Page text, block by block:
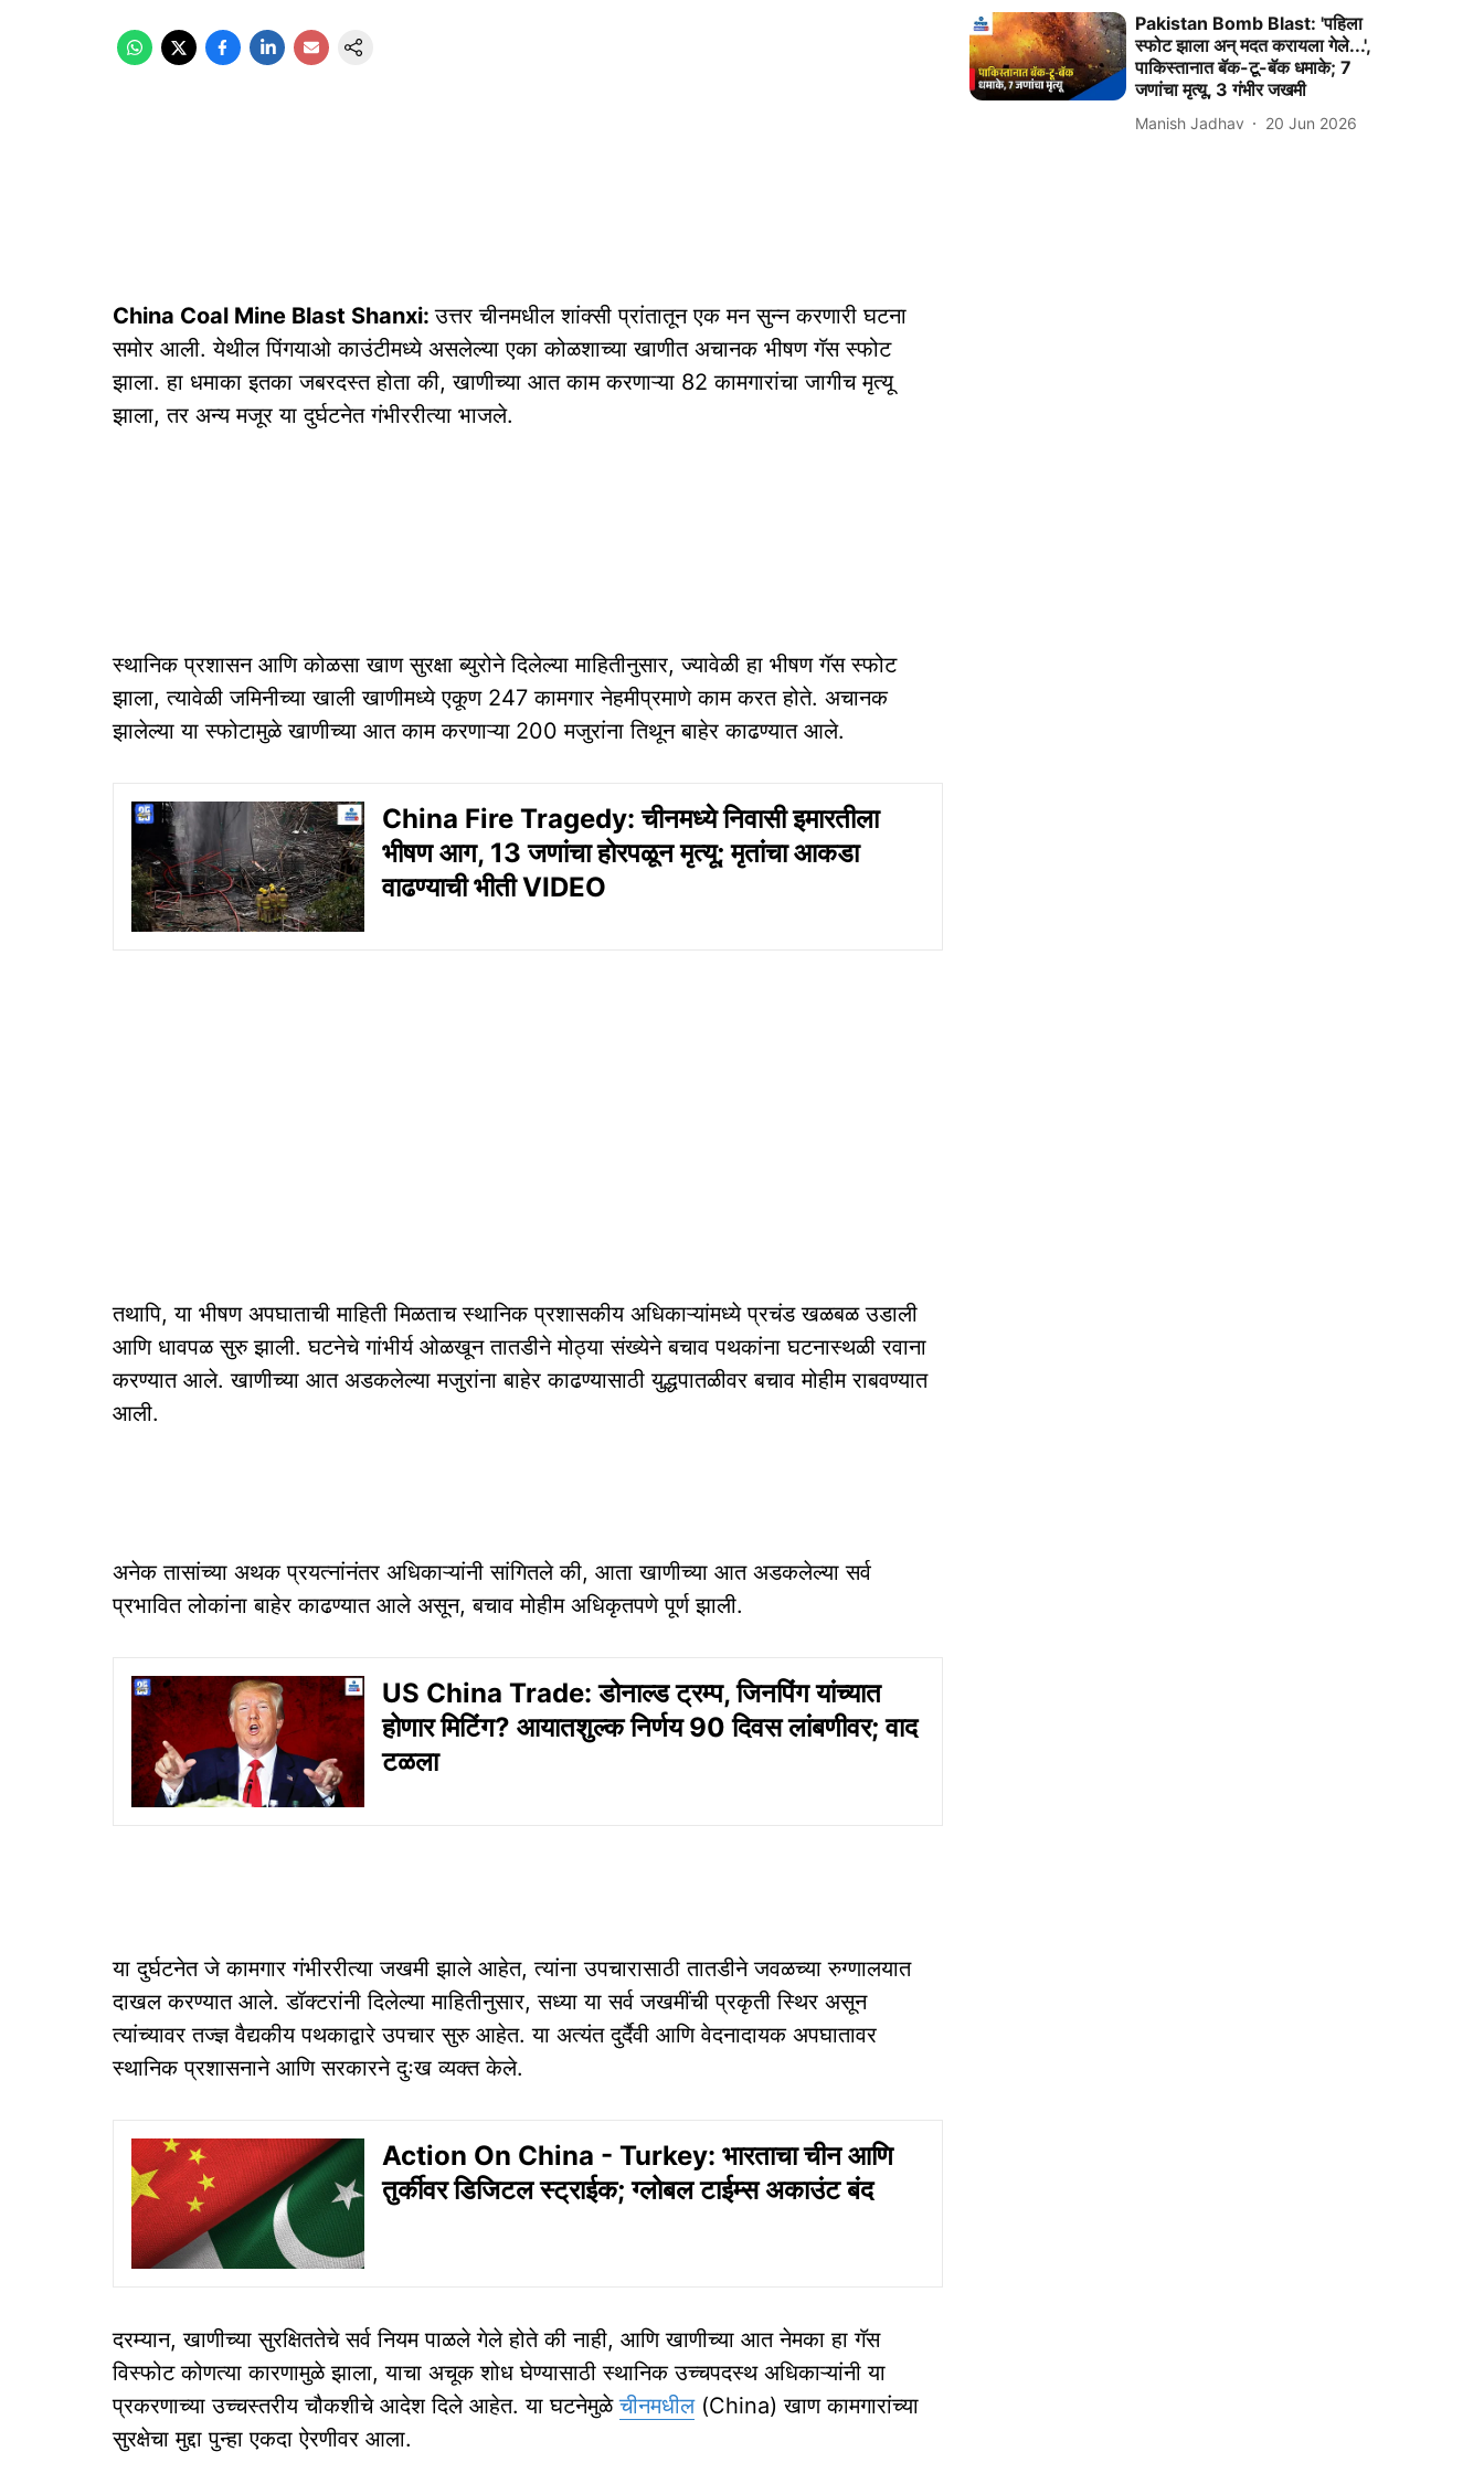
China Coal Mine Blast Shanxi:उत्तर चीनमधील शांक्सी प्रांतातून एक मन सुन्न करणारी घटना
समोर आली. येथील पिंगयाओ काउंटीमध्ये असलेल्या एका कोळशाच्या खाणीत अचानक भीषण गॅस स्फोट
झाला. हा धमाका इतका जबरदस्त होता की, खाणीच्या आत काम करणाऱ्या 82 कामगारांचा जागीच मृत्यू
झाला, तर अन्य मजूर या दुर्घटनेत गंभीररीत्या भाजले.
स्थानिक प्रशासन आणि कोळसा खाण सुरक्षा ब्युरोने दिलेल्या माहितीनुसार, ज्यावेळी हा भीषण गॅस स्फोट
झाला, त्यावेळी जमिनीच्या खाली खाणीमध्ये एकूण 247 कामगार नेहमीप्रमाणे काम करत होते. अचानक
झालेल्या या स्फोटामुळे खाणीच्या आत काम करणाऱ्या 200 मजुरांना तिथून बाहेर काढण्यात आले.
China Fire Tragedy: चीनमध्ये निवासी इमारतीला
भीषण आग, 13 जणांचा होरपळून मृत्यू; मृतांचा आकडा
वाढण्याची भीती VIDEO
तथापि, या भीषण अपघाताची माहिती मिळताच स्थानिक प्रशासकीय अधिकाऱ्यांमध्ये प्रचंड खळबळ उडाली
आणि धावपळ सुरु झाली. घटनेचे गांभीर्य ओळखून तातडीने मोठ्या संख्येने बचाव पथकांना घटनास्थळी रवाना
करण्यात आले. खाणीच्या आत अडकलेल्या मजुरांना बाहेर काढण्यासाठी युद्धपातळीवर बचाव मोहीम राबवण्यात
आली.
अनेक तासांच्या अथक प्रयत्नांनंतर अधिकाऱ्यांनी सांगितले की, आता खाणीच्या आत अडकलेल्या सर्व
प्रभावित लोकांना बाहेर काढण्यात आले असून, बचाव मोहीम अधिकृतपणे पूर्ण झाली.
US China Trade: डोनाल्ड ट्रम्प, जिनपिंग यांच्यात
होणार मिटिंग? आयातशुल्क निर्णय 90 दिवस लांबणीवर; वाद
टळला
या दुर्घटनेत जे कामगार गंभीररीत्या जखमी झाले आहेत, त्यांना उपचारासाठी तातडीने जवळच्या रुग्णालयात
दाखल करण्यात आले. डॉक्टरांनी दिलेल्या माहितीनुसार, सध्या या सर्व जखमींची प्रकृती स्थिर असून
त्यांच्यावर तज्ज्ञ वैद्यकीय पथकाद्वारे उपचार सुरु आहेत. या अत्यंत दुर्दैवी आणि वेदनादायक अपघातावर
स्थानिक प्रशासनाने आणि सरकारने दुःख व्यक्त केले.
Action On China - Turkey: भारताचा चीन आणि
तुर्कीवर डिजिटल स्ट्राईक; ग्लोबल टाईम्स अकाउंट बंद
दरम्यान, खाणीच्या सुरक्षिततेचे सर्व नियम पाळले गेले होते की नाही, आणि खाणीच्या आत नेमका हा गॅस
विस्फोट कोणत्या कारणामुळे झाला, याचा अचूक शोध घेण्यासाठी स्थानिक उच्चपदस्थ अधिकाऱ्यांनी या
प्रकरणाच्या उच्चस्तरीय चौकशीचे आदेश दिले आहेत. या घटनेमुळेचीनमधील(China) खाण कामगारांच्या
सुरक्षेचा मुद्दा पुन्हा एकदा ऐरणीवर आला.
Pakistan Bomb Blast: 'पहिला
स्फोट झाला अन् मदत करायला गेले...',
पाकिस्तानात बॅक-टू-बॅक धमाके; 7
जणांचा मृत्यू, 3 गंभीर जखमी
Manish Jadhav 20 Jun 2026